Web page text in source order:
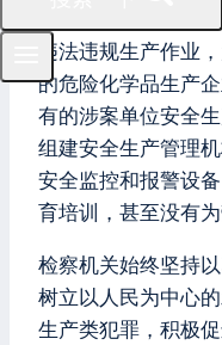
轻安全，受工作绩
违法违规生产作业
的危险化学品生产
有的涉案单位安全
组建安全生产管理
安全监控和报警设
育培训，甚至没有
检察机关始终坚持
树立以人民为中心
生产类犯罪，积极